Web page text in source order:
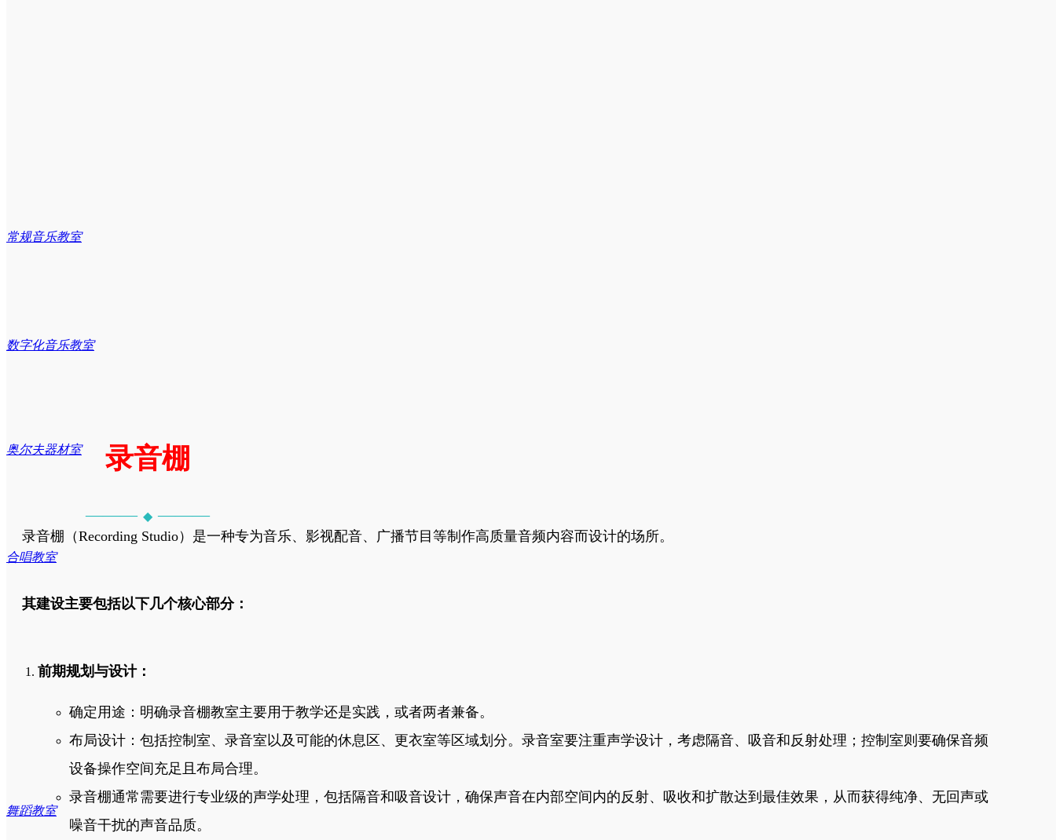
政策导读
民乐教室
琴房
录音棚室
民乐/西洋/打击乐器
舞蹈教室器材
综合实践器材
关于我们
联系我们
常规音乐教室
数字化音乐教室
奥尔夫器材室
合唱教室
舞蹈教室
录音棚
——— ◆ ———
录音棚（Recording Studio）是一种专为音乐、影视配音、广播节目等制作高质量音频内容而设计的场所。
其建设主要包括以下几个核心部分：
前期规划与设计：
确定用途：明确录音棚教室主要用于教学还是实践，或者两者兼备。
布局设计：包括控制室、录音室以及可能的休息区、更衣室等区域划分。录音室要注重声学设计，考虑隔音、吸音和反射处理；控制室则要确保音频
设备操作空间充足且布局合理。
录音棚通常需要进行专业级的声学处理，包括隔音和吸音设计，确保声音在内部空间内的反射、吸收和扩散达到最佳效果，从而获得纯净、无回声或
噪音干扰的声音品质。